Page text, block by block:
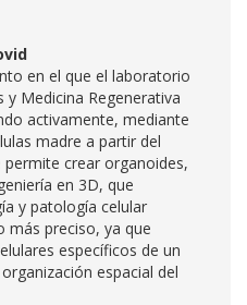
en el que el laboratorio
y Medicina Regenerativa
activamente, mediante
madre a partir del
crear organoides,
en 3D, que
y patología celular
más preciso, ya que
específicos de un
espacial del